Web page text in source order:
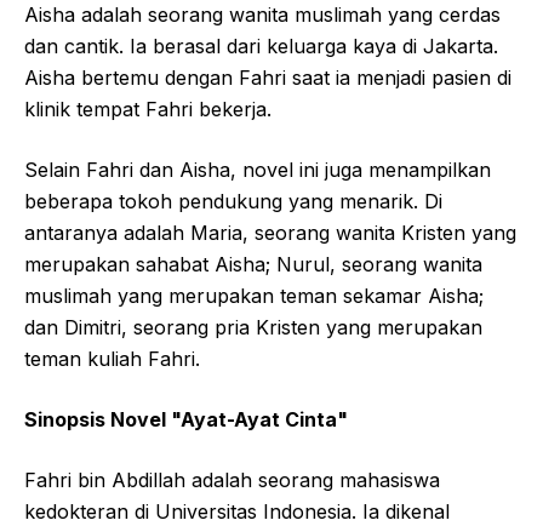
Aisha adalah seorang wanita muslimah yang cerdas
dan cantik. Ia berasal dari keluarga kaya di Jakarta.
Aisha bertemu dengan Fahri saat ia menjadi pasien di
klinik tempat Fahri bekerja.
Selain Fahri dan Aisha, novel ini juga menampilkan
beberapa tokoh pendukung yang menarik. Di
antaranya adalah Maria, seorang wanita Kristen yang
merupakan sahabat Aisha; Nurul, seorang wanita
muslimah yang merupakan teman sekamar Aisha;
dan Dimitri, seorang pria Kristen yang merupakan
teman kuliah Fahri.
Sinopsis Novel "Ayat-Ayat Cinta"
Fahri bin Abdillah adalah seorang mahasiswa
kedokteran di Universitas Indonesia. Ia dikenal